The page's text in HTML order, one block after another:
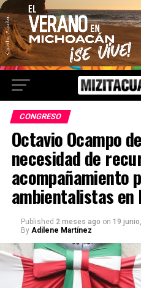
CONGRESO
Octavio Ocampo
necesidad de
acompañamiento
ambientalistas en
Published 2 meses ago on 19
By Adilene Martínez